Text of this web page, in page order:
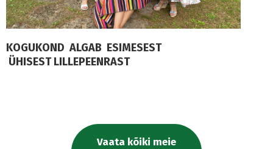
KOGUKOND ALGAB ESIMESEST
ÜHISEST LILLEPEENRAST
Vaata kõiki meie